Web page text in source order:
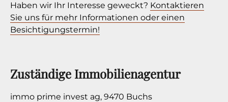
Haben wir Ihr Interesse geweckt? Kontaktieren
Sie uns für mehr Informationen oder einen
Besichtigungstermin!
Zuständige Immobilienagentur
immo prime invest ag, 9470 Buchs